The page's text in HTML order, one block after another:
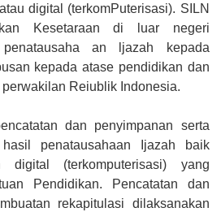
digital (terkomPuterisasi). SILN
Kesetaraan di luar negeri
an ljazah kepada
kepada atase pendidikan dan
Reiublik Indonesia.
dan penyimpanan serta
penatausahaan Ijazah baik
(terkomputerisasi) yang
Pendidikan. Pencatatan dan
rekapitulasi dilaksanakan